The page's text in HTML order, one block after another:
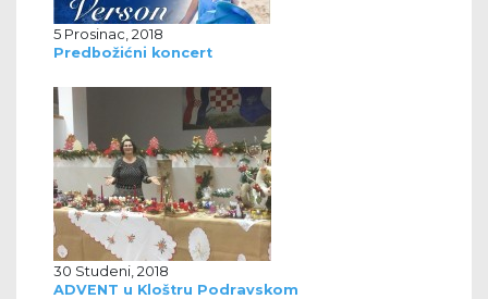
5 Prosinac, 2018
Predbožićni koncert
30 Studeni, 2018
ADVENT u Kloštru Podravskom